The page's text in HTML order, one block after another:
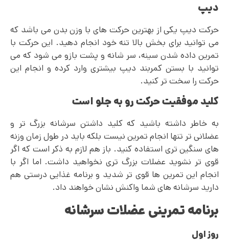
دیپ
حرکت دیپ یکی از بهترین حرکت های با وزن بدن می باشد که
می توانید برای بخش بالا تنه خود انجام دهید. این حرکت با
تمرین داده شدن سینه، سر شانه و پشت بازو می شود که می
توانید با بستن کمربند دیپ بیشتری وارد کرده و انجام این
حرکت را سخت تر کنید.
کلید موفقیت حرکت رو به جلو است
به خاطر داشته باشید که کلید داشتن سرشانه بزرگ تر و
عضلانی تر تنها انجام تمرین نیست بلکه باید در طول زمان وزنه
های سنگین تری استفاده کنید. باز هم لازم به ذکر است که اگر
قوی تر نشوید عضلات بزرگ تری نخواهید داشت. اما اگر با
انجام این تمرین ها قوی تر شدید و برنامه غذایی درستی هم
دارید سرشانه های شما واکنش نشان خواهند داد.
برنامه تمرینی عضلات سرشانه
روز اول